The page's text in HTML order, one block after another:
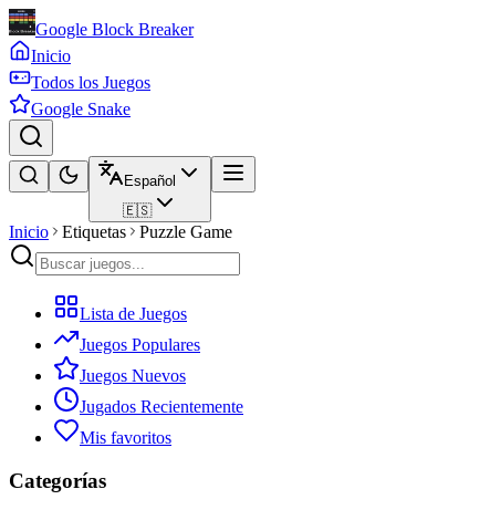
Google Block Breaker
Inicio
Todos los Juegos
Google Snake
Español
🇪🇸
Inicio Etiquetas Puzzle Game
Lista de Juegos
Juegos Populares
Juegos Nuevos
Jugados Recientemente
Mis favoritos
Categorías